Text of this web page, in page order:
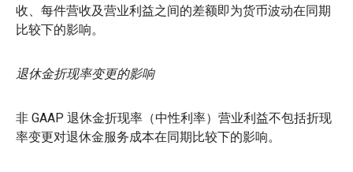
收、每件营收及营业利益之间的差额即为货币波动在同期
比较下的影响。
退休金折现率变更的影响
非 GAAP 退休金折现率（中性利率）营业利益不包括折现
率变更对退休金服务成本在同期比较下的影响。